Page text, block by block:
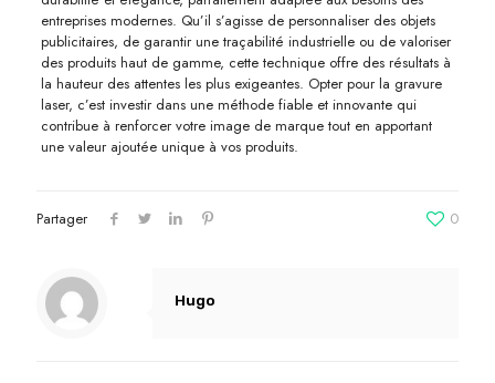
entreprises modernes. Qu’il s’agisse de personnaliser des objets
publicitaires, de garantir une traçabilité industrielle ou de valoriser
des produits haut de gamme, cette technique offre des résultats à
la hauteur des attentes les plus exigeantes. Opter pour la gravure
laser, c’est investir dans une méthode fiable et innovante qui
contribue à renforcer votre image de marque tout en apportant
une valeur ajoutée unique à vos produits.
Partager 0
Hugo